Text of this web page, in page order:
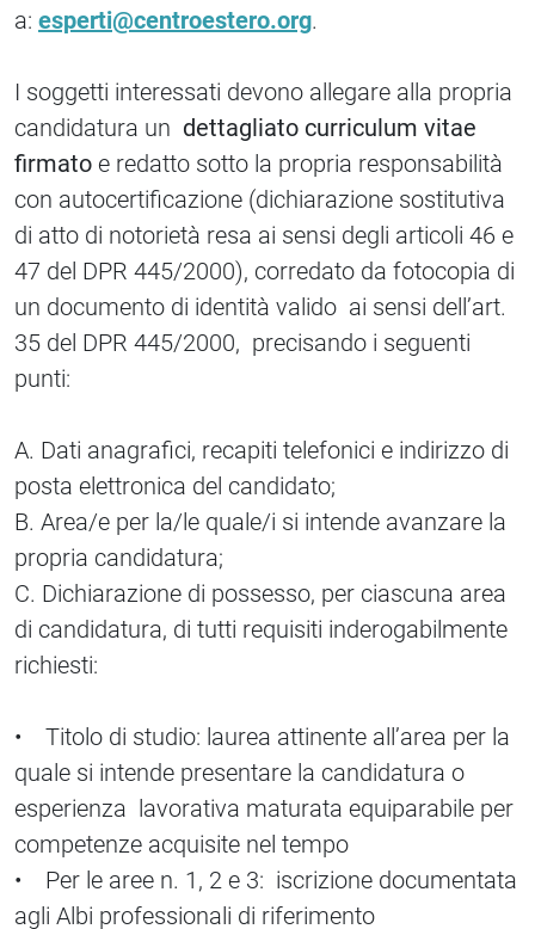
a: esperti@centroestero.org.
I soggetti interessati devono allegare alla propria
candidatura un dettagliato curriculum vitae
firmato e redatto sotto la propria responsabilità
con autocertificazione (dichiarazione sostitutiva
di atto di notorietà resa ai sensi degli articoli 46 e
47 del DPR 445/2000), corredato da fotocopia di
un documento di identità valido ai sensi dell’art.
35 del DPR 445/2000, precisando i seguenti
punti:
A. Dati anagrafici, recapiti telefonici e indirizzo di
posta elettronica del candidato;
B. Area/e per la/le quale/i si intende avanzare la
propria candidatura;
C. Dichiarazione di possesso, per ciascuna area
di candidatura, di tutti requisiti inderogabilmente
richiesti:
• Titolo di studio: laurea attinente all’area per la
quale si intende presentare la candidatura o
esperienza lavorativa maturata equiparabile per
competenze acquisite nel tempo
• Per le aree n. 1, 2 e 3: iscrizione documentata
agli Albi professionali di riferimento